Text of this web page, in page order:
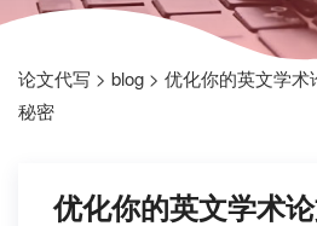
论文代写 > blog > 优化你的英文学术
秘密
优化你的英文学术